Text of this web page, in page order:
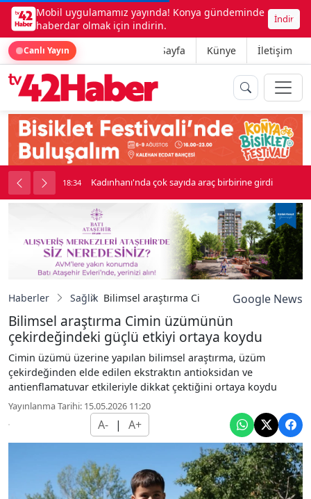
Mobil uygulamamız yayında! Konya gündeminde
haberdar olmak için indirin.
İndir
Canlı Yayın Ana Sayfa Künye İletişim
girdi 18:34 Beşikçioğlu Konya'ya Sevk Edildi
Haberler Sağlık Bilimsel araştırma Cimin üzümünün
Google News
Bilimsel araştırma Cimin üzümünün
çekirdeğindeki güçlü etkiyi ortaya koydu
Cimin üzümü üzerine yapılan bilimsel araştırma, üzüm
çekirdeğinden elde edilen ekstraktın antioksidan ve
antienflamatuvar etkileriyle dikkat çektiğini ortaya koydu
Yayınlanma Tarihi: 15.05.2026 11:20
A- | A+